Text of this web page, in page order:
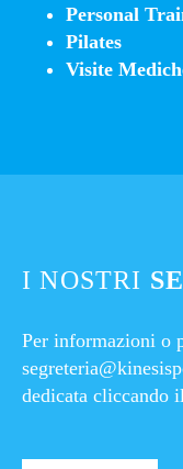
Personal
Pilates
Visite
I NOSTRI
Per informazioni o
dedicata cliccando